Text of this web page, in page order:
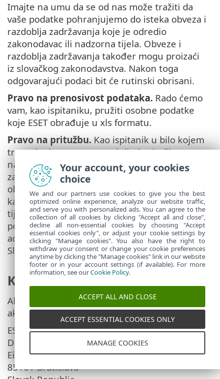
Imajte na umu da se od nas može tražiti da
vaše podatke pohranjujemo do isteka obveza i
razdoblja zadržavanja koje je odredio
zakonodavac ili nadzorna tijela. Obveze i
razdoblja zadržavanja također mogu proizaći
iz slovačkog zakonodavstva. Nakon toga
odgovarajući podaci bit će rutinski obrisani.
Pravo na prenosivost podataka. Rado ćemo
vam, kao ispitaniku, pružiti osobne podatke
koje ESET obrađuje u xls formatu.
Pravo na pritužbu.Kao ispitanik u bilo kojem
trenutku imate pravo podnijeti pritužbu
nadzornom tijelu. Tvrtka ESET podložna je
zakonskim odredbama Slovačke Republike i
obvezuje nas zakonodavstvo o zaštiti podataka
kao dio Europske unije. Relevantno nadzorno
tijelo za podatke je Ured za zaštitu osobnih
podataka Slovačke Republike, koji se nalazi na
adresi Hraničná 12, 82007 Bratislava 27,
Slovak Republic.
Kontaktni podaci
Ako želite ostvariti svoje pravo kao ispitanik ili
ako imate pitanja, pošaljite nam poruku na:
ESET, spol. s r.o.
Data Protection Officer
Einsteinova 24
85101 Bratislava
Your account, your cookies
choice
We and our partners use cookies to give you the best
optimized online experience, analyze our website traffic,
and serve you with personalized ads. You can agree to the
collection of all cookies by clicking "Accept all and close",
decline all non-essential cookies by choosing "Accept
essential cookies only", or adjust your cookie settings by
clicking "Manage cookies". You also have the right to
withdraw your consent or change your cookie preferences
anytime by clicking the "Manage cookies" link in our website
footer or in your account settings (if available). For more
information, see ourCookie Policy.
ACCEPT ALL AND CLOSE
ACCEPT ESSENTIAL COOKIES ONLY
MANAGE COOKIES